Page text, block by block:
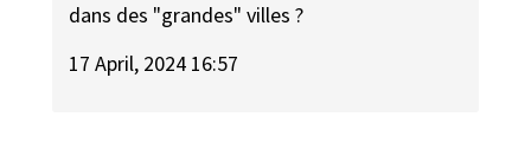
dans des "grandes" villes ?
17 April, 2024 16:57